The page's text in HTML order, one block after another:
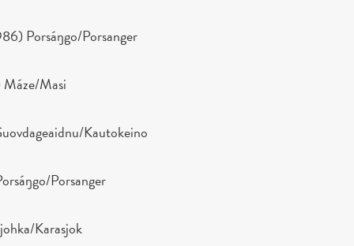
Porsáŋgo/Porsanger
Masi
Kautokeino
Porsanger
Karasjok